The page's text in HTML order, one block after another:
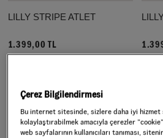
LILLY STRIPE ATLET
1.399,00 TL
Çerez Bilgilendirmesi
Bu internet sitesinde, sizlere daha iyi hizmet
kolaylaştırabilmek amacıyla çerezler
web sayfalarının kullanıcıları tanıması,